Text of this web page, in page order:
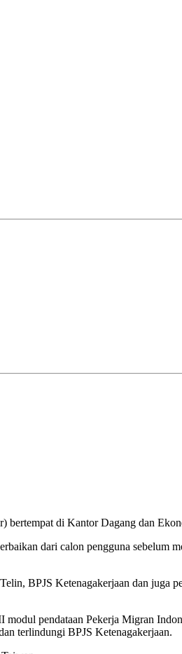
bertempat di Kantor Dagang dan
dari calon pengguna sebelum
BPJS Ketenagakerjaan dan juga
pendataan Pekerja Migran
terlindungi BPJS Ketenagakerjaan.